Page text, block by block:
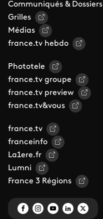
Communiqués & Dossiers
Grilles
Médias
france.tv hebdo
Phototele
france.tv groupe
france.tv preview
france.tv&vous
france.tv
franceinfo
La1ere.fr
Lumni
France 3 Régions